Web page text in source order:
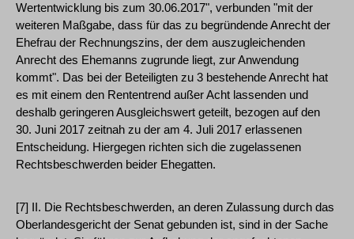
Wertentwicklung bis zum 30.06.2017", verbunden "mit der
weiteren Maßgabe, dass für das zu begründende Anrecht der
Ehefrau der Rechnungszins, der dem auszugleichenden
Anrecht des Ehemanns zugrunde liegt, zur Anwendung
kommt". Das bei der Beteiligten zu 3 bestehende Anrecht hat
es mit einem den Rententrend außer Acht lassenden und
deshalb geringeren Ausgleichswert geteilt, bezogen auf den
30. Juni 2017 zeitnah zu der am 4. Juli 2017 erlassenen
Entscheidung. Hiergegen richten sich die zugelassenen
Rechtsbeschwerden beider Ehegatten.
[7] II. Die Rechtsbeschwerden, an deren Zulassung durch das
Oberlandesgericht der Senat gebunden ist, sind in der Sache